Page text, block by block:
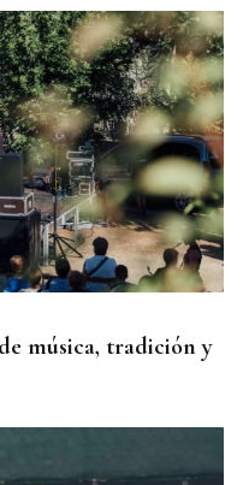
música, tradición y